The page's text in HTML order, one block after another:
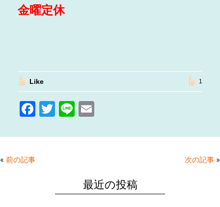
金曜定休
Like 1
F
c
e
T
itt
Li
e
E
ai
« 前の記事 次の記事 »
最近の投稿